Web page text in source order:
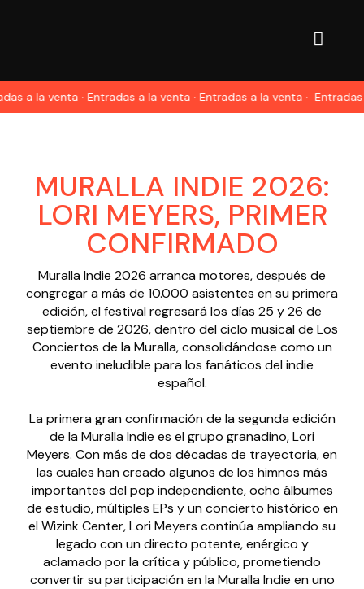
a la venta · Entradas a la venta · Entradas a la venta ·Entradas a
MURALLA INDIE 2026:
LORI MEYERS, PRIMER
CONFIRMADO
Muralla Indie 2026 arranca motores, después de
congregar a más de 10.000 asistentes en su primera
edición, el festival regresará los días 25 y 26 de
septiembre de 2026, dentro del ciclo musical de Los
Conciertos de la Muralla, consolidándose como un
evento ineludible para los fanáticos del indie
español.
La primera gran confirmación de la segunda edición
de la Muralla Indie es el grupo granadino, Lori
Meyers. Con más de dos décadas de trayectoria, en
las cuales han creado algunos de los himnos más
importantes del pop independiente, ocho álbumes
de estudio, múltiples EPs y un concierto histórico en
el Wizink Center, Lori Meyers continúa ampliando su
legado con un directo potente, enérgico y
aclamado por la crítica y público, prometiendo
convertir su participación en la Muralla Indie en uno